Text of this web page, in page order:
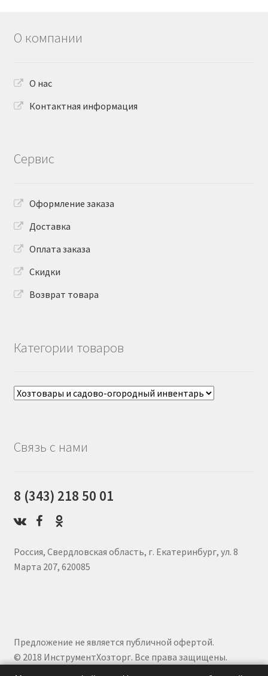
О компании
О нас
Контактная информация
Сервис
Оформление заказа
Доставка
Оплата заказа
Скидки
Возврат товара
Категории товаров
Связь с нами
8 (343) 218 50 01
Россия, Свердловская область, г. Екатеринбург, ул. 8
Марта 207, 620085
Предложение не является публичной офертой.
© 2018 ИнструментХозторг. Все права защищены.